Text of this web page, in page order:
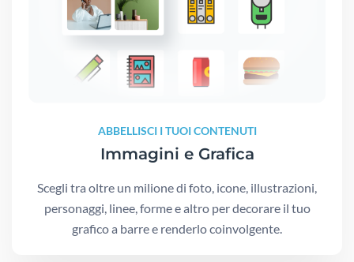
ABBELLISCI I TUOI CONTENUTI
Immagini e Grafica
Scegli tra oltre un milione di foto, icone, illustrazioni,
personaggi, linee, forme e altro per decorare il tuo
grafico a barre e renderlo coinvolgente.